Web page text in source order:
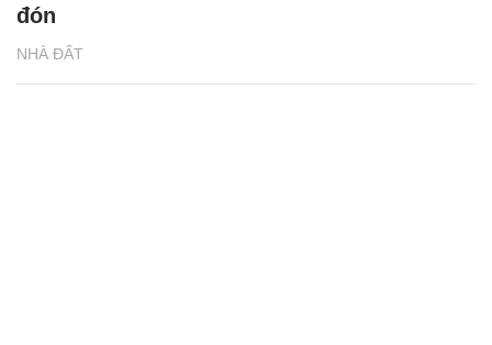
NHÀ ĐẤT
đón